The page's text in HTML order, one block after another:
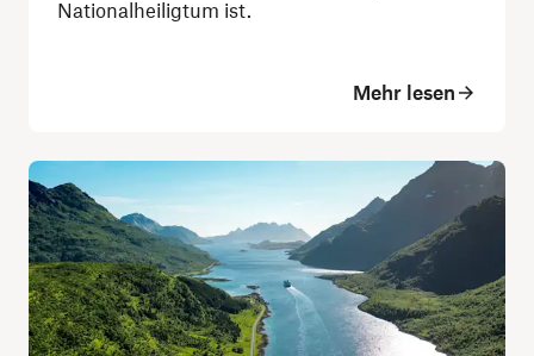
Nationalheiligtum ist.
Mehr lesen